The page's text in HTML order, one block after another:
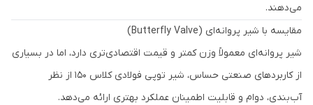
می‌دهند.
مقایسه با شیر پروانه‌ای (Butterfly Valve)
شیر پروانه‌ای معمولاً وزن کمتر و قیمت اقتصادی‌تری دارد، اما در بسیاری
از کاربردهای صنعتی حساس، شیر توپی فولادی کلاس 150 از نظر
آب‌بندی، دوام و قابلیت اطمینان عملکرد بهتری ارائه می‌دهد.